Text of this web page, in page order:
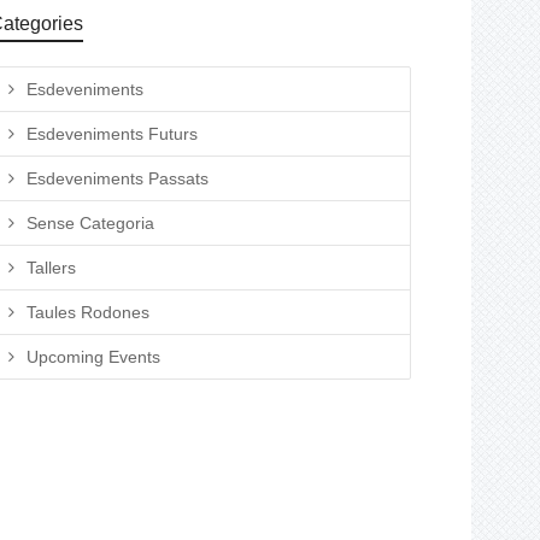
Esdeveniments
Esdeveniments Futurs
Esdeveniments Passats
Sense Categoria
Tallers
Taules Rodones
Upcoming Events